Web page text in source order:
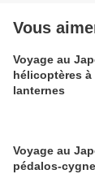
Vous
Voyage au
hélicoptères à
lanternes
Voyage au
pédalos-